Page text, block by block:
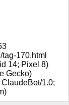
170.html
14; Pixel 8)
Gecko)
1.0;